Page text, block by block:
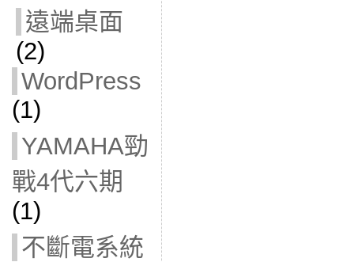
遠端桌面
(2)
WordPress
(1)
YAMAHA勁
戰4代六期
(1)
不斷電系統